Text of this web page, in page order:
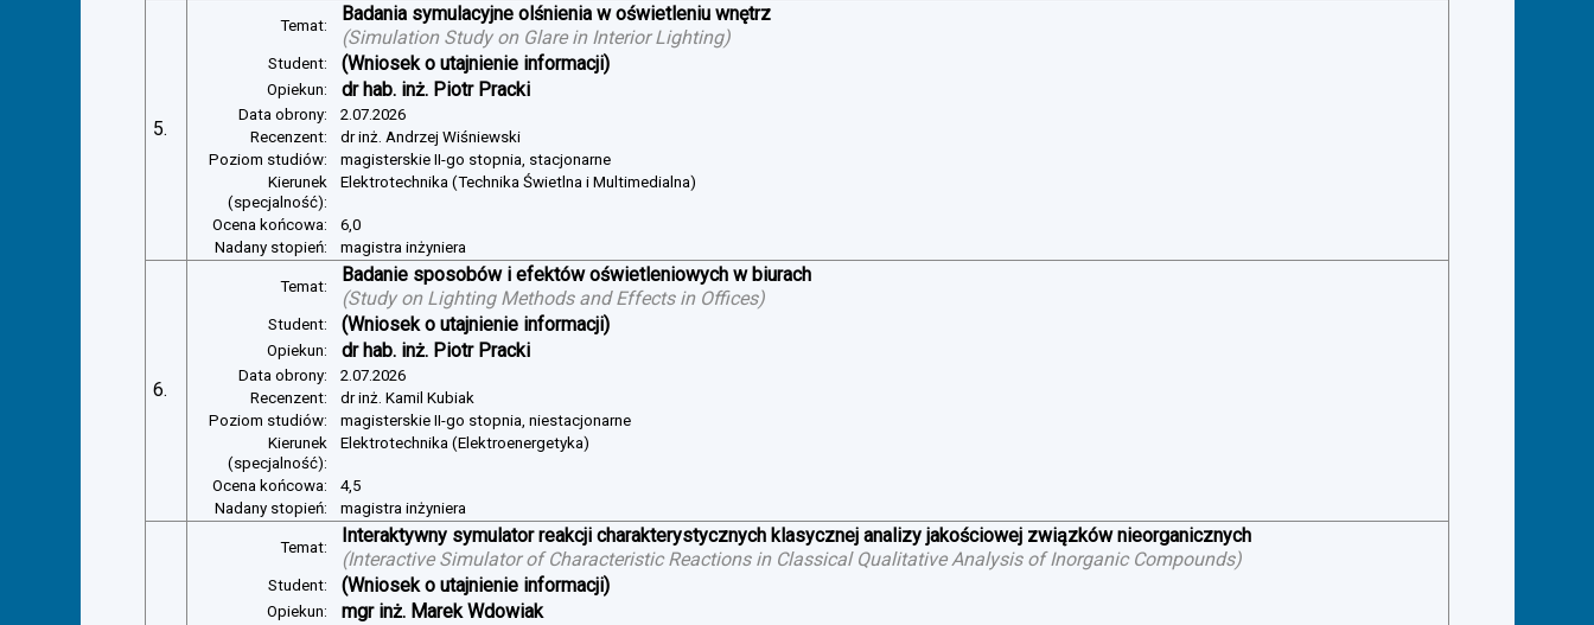
5.
Temat:
Badania symulacyjne olśnienia w oświetleniu wnętrz
(Simulation Study on Glare in Interior Lighting)
Student: (Wniosek o utajnienie informacji)
Opiekun: dr hab. inż. Piotr Pracki
Data obrony:
2.07.2026
Recenzent:
dr inż. Andrzej Wiśniewski
Poziom studiów:
magisterskie II-go stopnia, stacjonarne
Kierunek
(specjalność):
Elektrotechnika (Technika Świetlna i Multimedialna)
Ocena końcowa:
6,0
Nadany stopień:
magistra inżyniera
6.
Temat:
Badanie sposobów i efektów oświetleniowych w biurach
(Study on Lighting Methods and Effects in Offices)
Student: (Wniosek o utajnienie informacji)
Opiekun: dr hab. inż. Piotr Pracki
Data obrony:
2.07.2026
Recenzent:
dr inż. Kamil Kubiak
Poziom studiów:
magisterskie II-go stopnia, niestacjonarne
Kierunek
(specjalność):
Elektrotechnika (Elektroenergetyka)
Ocena końcowa:
4,5
Nadany stopień:
magistra inżyniera
Temat:
Interaktywny symulator reakcji charakterystycznych klasycznej analizy jakościowej związków nieorganicznych
(Interactive Simulator of Characteristic Reactions in Classical Qualitative Analysis of Inorganic Compounds)
Student: (Wniosek o utajnienie informacji)
Opiekun: mgr inż. Marek Wdowiak